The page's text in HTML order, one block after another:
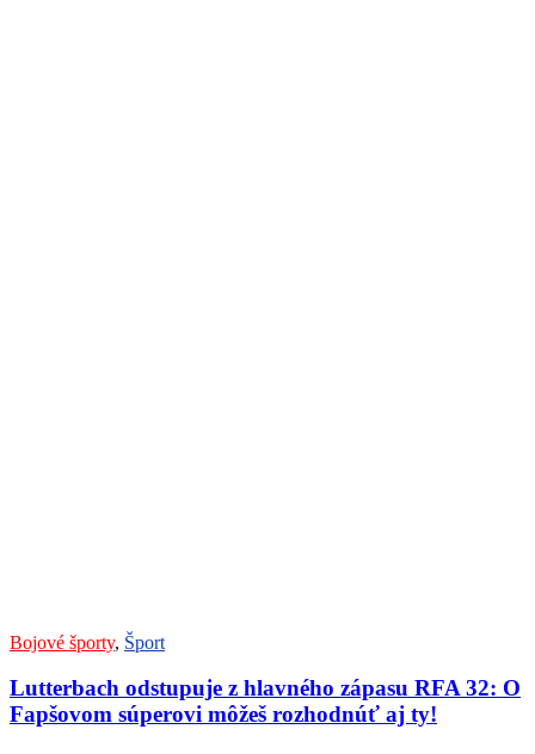
Bojové športy, Šport
Lutterbach odstupuje z hlavného zápasu RFA 32: O
Fapšovom súperovi môžeš rozhodnúť aj ty!